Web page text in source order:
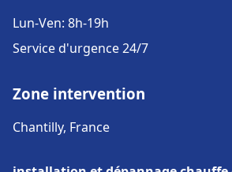
Lun-Ven: 8h-19h
Service d'urgence 24/7
Zone intervention
Chantilly, France